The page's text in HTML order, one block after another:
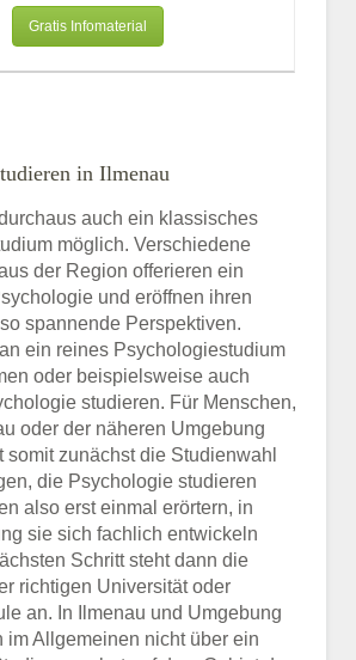
Gratis Infomaterial
in Ilmenau
auch ein klassisches
möglich. Verschiedene
der Region offerieren ein
und eröffnen ihren
spannende Perspektiven.
ein reines Psychologiestudium
oder beispielsweise auch
studieren. Für Menschen,
oder der näheren Umgebung
somit zunächst die Studienwahl
die Psychologie studieren
also erst einmal erörtern, in
sie sich fachlich entwickeln
Schritt steht dann die
richtigen Universität oder
an. In Ilmenau und Umgebung
im Allgemeinen nicht über ein